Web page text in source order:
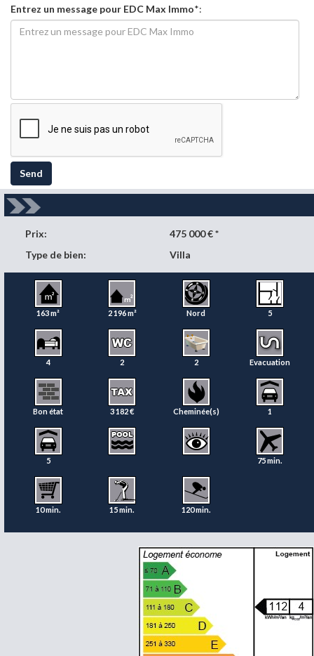
Entrez un message pour EDC Max Immo*:
Send
Prix:
475 000 € *
Type de bien:
Villa
163 m² 2 196 m² Nord 5
4 2 2 Evacuation
Bon état 3 182 € Cheminée(s) 1
5 75 min.
10 min. 15 min. 120 min.